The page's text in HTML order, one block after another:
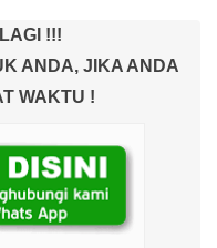
!!!
ANDA, JIKA ANDA
WAKTU !